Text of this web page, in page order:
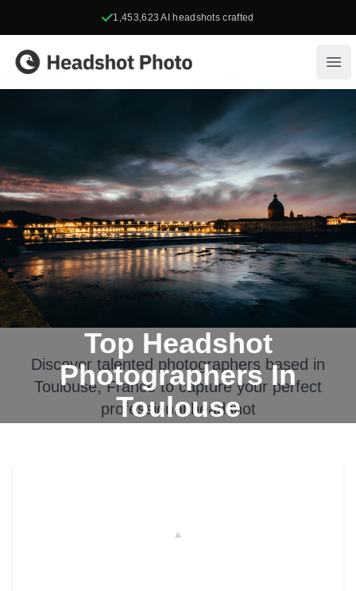
1,453,623 AI headshots crafted
Headshot Photo
Top Headshot
Photographers In
Toulouse
Discover talented photographers based in
Toulouse, Franceto capture your perfect
professional headshot